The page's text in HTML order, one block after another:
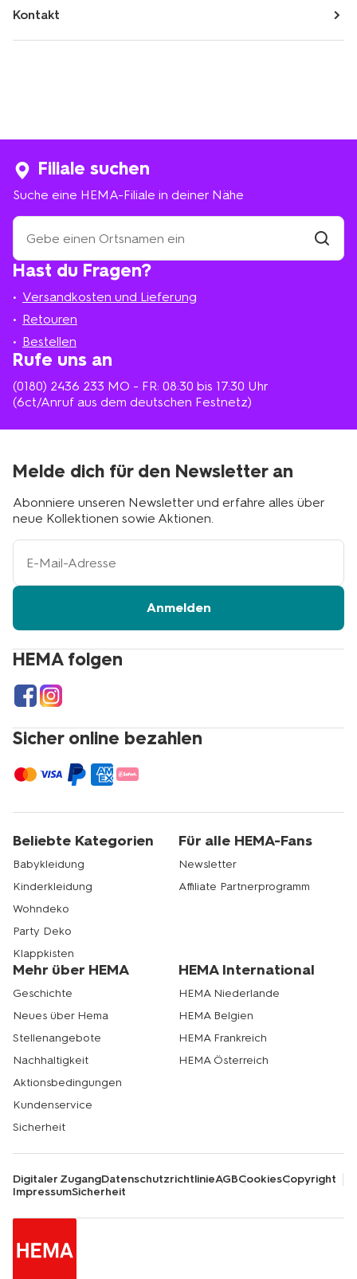
Kontakt
Hast du Fragen?
Versandkosten und Lieferung
Retouren
Bestellen
Rufe uns an
(0180) 2436 233 MO - FR: 08:30 bis 17:30 Uhr
(6ct/Anruf aus dem deutschen Festnetz)
Filiale suchen
Suche eine HEMA-Filiale in deiner Nähe
Suche
eine
HEMA-
Filiale
deiner
Nähe
Filiale
HEMA folgen
Sicher online bezahlen
Melde dich für den Newsletter an
Abonniere unseren Newsletter und erfahre alles über
neue Kollektionen sowie Aktionen.
Ihre
Adresse
Anmelden
Beliebte Kategorien
Babykleidung
Kinderkleidung
Wohndeko
Party Deko
Klappkisten
Für alle HEMA-Fans
Newsletter
Affiliate Partnerprogramm
Mehr über HEMA
Geschichte
Neues über Hema
Stellenangebote
Nachhaltigkeit
Aktionsbedingungen
Kundenservice
Sicherheit
HEMA International
HEMA Niederlande
HEMA Belgien
HEMA Frankreich
HEMA Österreich
Digitaler ZugangDatenschutzrichtlinieAGBCookiesCopyright
ImpressumSicherheit